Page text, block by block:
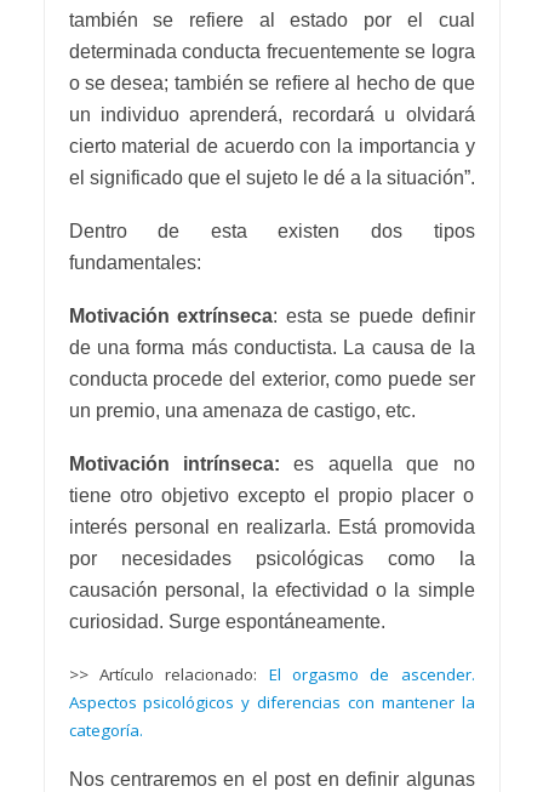
también se refiere al estado por el cual
determinada conducta frecuentemente se logra
o se desea; también se refiere al hecho de que
un individuo aprenderá, recordará u olvidará
cierto material de acuerdo con la importancia y
el significado que el sujeto le dé a la situación”.
Dentro de esta existen dos tipos
fundamentales:
Motivación extrínseca: esta se puede definir
de una forma más conductista. La causa de la
conducta procede del exterior, como puede ser
un premio, una amenaza de castigo, etc.
Motivación intrínseca: es aquella que no
tiene otro objetivo excepto el propio placer o
interés personal en realizarla. Está promovida
por necesidades psicológicas como la
causación personal, la efectividad o la simple
curiosidad. Surge espontáneamente.
>> Artículo relacionado: El orgasmo de ascender.
Aspectos psicológicos y diferencias con mantener la
categoría.
Nos centraremos en el post en definir algunas